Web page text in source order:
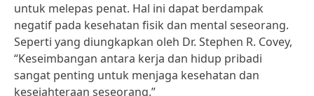
untuk melepas penat. Hal ini dapat berdampak
negatif pada kesehatan fisik dan mental seseorang.
Seperti yang diungkapkan oleh Dr. Stephen R. Covey,
“Keseimbangan antara kerja dan hidup pribadi
sangat penting untuk menjaga kesehatan dan
kesejahteraan seseorang.”